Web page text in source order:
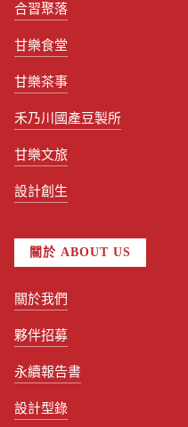
合習聚落
甘樂食堂
甘樂茶事
禾乃川國產豆製所
甘樂文旅
設計創生
關於 ABOUT US
關於我們
夥伴招募
永續報告書
設計型錄